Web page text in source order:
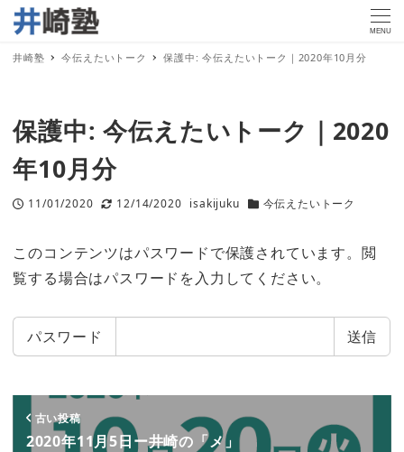
MENU
井崎塾 今伝えたいトーク 保護中: 今伝えたいトーク｜2020年10月分
保護中: 今伝えたいトーク｜2020
年10月分
投稿日
11/01/2020
更新日
12/14/2020
著
isakijuku
カテゴリー
今伝えたいトーク
このコンテンツはパスワードで保護されています。閲
覧する場合はパスワードを入力してください。
パスワード
古い投稿
2020年11月5日ー井崎の「メ」